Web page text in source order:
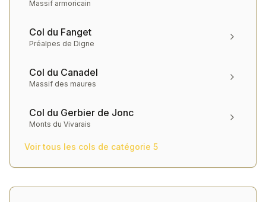
Massif armoricain
Col du Fanget
Préalpes de Digne
Col du Canadel
Massif des maures
Col du Gerbier de Jonc
Monts du Vivarais
Voir tous les cols de catégorie 5